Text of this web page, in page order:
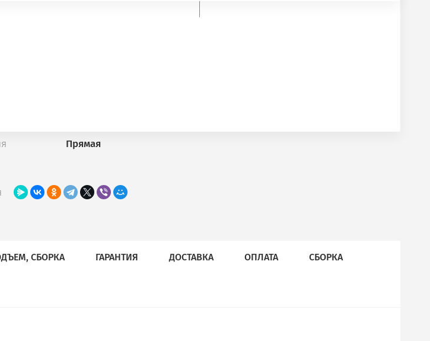
Прямая
СБОРКА ГАРАНТИЯ ДОСТАВКА ОПЛАТА СБОРКА